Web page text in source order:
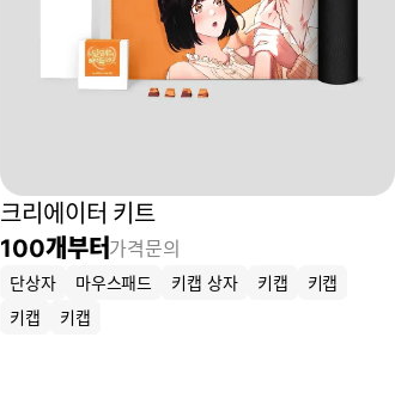
크리에이터 키트
100개부터 가격문의
단상자 마우스패드 키캡 상자 키캡
키캡
키캡
키캡